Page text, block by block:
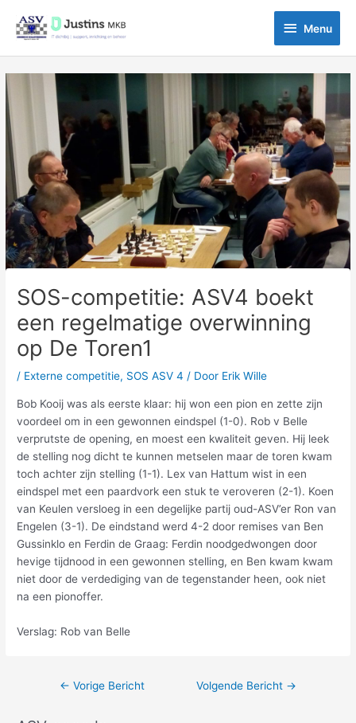
naar
inhoud
Menu
Menu
SOS-competitie: ASV4 boekt
een regelmatige overwinning
op De Toren1
/ Externe competitie, SOS ASV 4 / Door Erik Wille
Bob Kooij was als eerste klaar: hij won een pion en zette zijn
voordeel om in een gewonnen eindspel (1-0). Rob v Belle
verprutste de opening, en moest een kwaliteit geven. Hij leek
de stelling nog dicht te kunnen metselen maar de toren kwam
toch achter zijn stelling (1-1). Lex van Hattum wist in een
eindspel met een paardvork een stuk te veroveren (2-1). Koen
van Keulen versloeg in een degelijke partij oud-ASV’er Ron van
Engelen (3-1). De eindstand werd 4-2 door remises van Ben
Gussinklo en Ferdin de Graag: Ferdin noodgedwongen door
hevige tijdnood in een gewonnen stelling, en Ben kwam kwam
niet door de verdediging van de tegenstander heen, ook niet
na een pionoffer.
Verslag: Rob van Belle
Bericht
navigatie
← Vorige Bericht Volgende Bericht →